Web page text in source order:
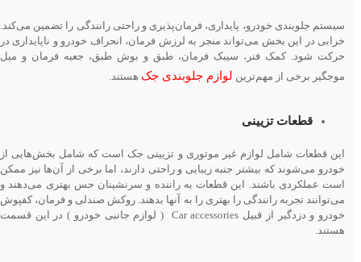
سیستم جلوبندی خودرو، پایداری، فرمان‌پذیری و راحتی رانندگی را تضمین می‌کند.
خرابی در این بخش می‌تواند منجر به لرزش فرمان، انحراف خودرو و ناپایداری در
حرکت شود. کمک فنر، سیبک فرمان، طبق و بوش طبق، جعبه فرمان و میل
موجگیر برخی از مهم‌ترینلوازم جلوبندی جکهستند.
قطعات تزیینی
این قطعات شامل لوازم غیر موتوری و تزیینی جک است که شامل بخش‌هایی از
خودرو می‌شوند که بیشتر جنبه زیبایی‌ و راحتی دارند، اما برخی از آن‌ها نیز ممکن
است عملکردی باشند. این قطعات به راننده و سرنشینان حس بهتری می‌دهند و
می‌توانند تجربه رانندگی را بهتری را به آنها بدهند. روکش صندلی و فرمان، کفپوش
خودرو و دزدگیر از قبیل Car accessories ( لوازم جانبی خودرو ) در این قسمت
هستند.